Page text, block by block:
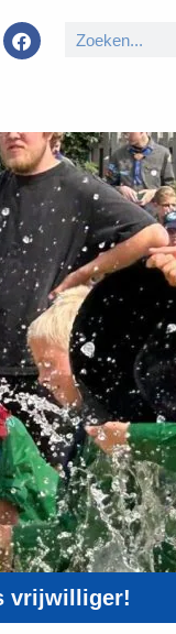
vrijwilliger!